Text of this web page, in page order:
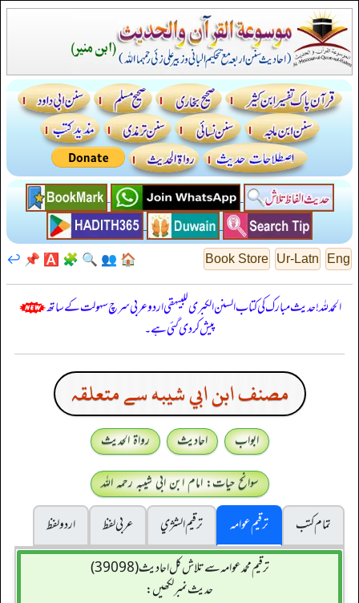
Eng
Ur-Latn
Book Store
🏠
👥
🔍
🧩
🅰️
📌
↩️
الحمدللہ! حدیث مبارک کی کتاب السنن الكبرى للبيهقي اردو عربی سرچ سہولت کے ساتھ
پیش کر دی گئی ہے۔
مصنف ابن ابي شيبه سے متعلقہ
ابواب احادیث
رواۃ الحدیث
سوانح حیات: امام ابن ابی شیبہ رحمہ اللہ
تمام کتب
ترقیم عوامہ ترقيم الشژي عربی لفظ
اردو لفظ
ترقیم محمدعوامہ سے تلاش کل احادیث (39098)
حدیث نمبر لکھیں: